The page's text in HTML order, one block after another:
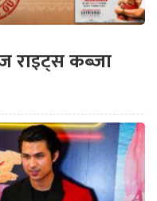
राइट्स कब्जा